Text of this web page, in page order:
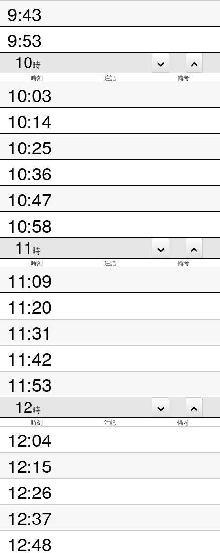
9:43
9:53
10時
時刻 注記 備考
10:03
10:14
10:25
10:36
10:47
10:58
11 時
時刻 注記 備考
11:09
11:20
11:31
11:42
11:53
12時
時刻 注記 備考
12:04
12:15
12:26
12:37
12:48